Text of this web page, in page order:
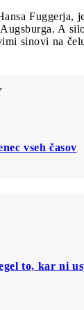
Fuggerja,
Augsburga. A
sinovi na
vseh časov
to, kar ni